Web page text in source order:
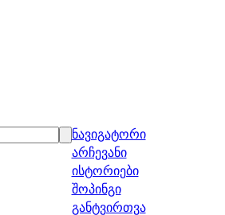
ნავიგატორი
არჩევანი
ისტორიები
შოპინგი
განტვირთვა